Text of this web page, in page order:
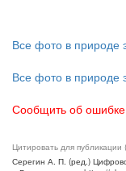
Все фото в природе
Все фото в природе
Сообщить об ошибке
Цитировать для публикации
Серегин А. П. (ред.)